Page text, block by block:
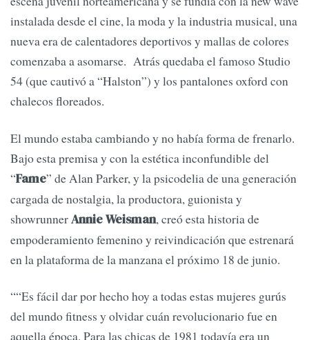
instalada desde el cine, la moda y la industria musical, una
nueva era de calentadores deportivos y mallas de colores
comenzaba a asomarse. Atrás quedaba el famoso Studio
54 (que cautivó a “Halston”) y los pantalones oxford con
chalecos floreados.
El mundo estaba cambiando y no había forma de frenarlo.
Bajo esta premisa y con la estética inconfundible del
“Fame” de Alan Parker, y la psicodelia de una generación
cargada de nostalgia, la productora, guionista y
showrunnerAnnie Weisman, creó esta historia de
empoderamiento femenino y reivindicación que estrenará
en la plataforma de la manzana el próximo 18 de junio.
““Es fácil dar por hecho hoy a todas estas mujeres gurús
del mundo fitness y olvidar cuán revolucionario fue en
aquella época. Para las chicas de 1981 todavía era un